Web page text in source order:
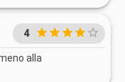
4
alla